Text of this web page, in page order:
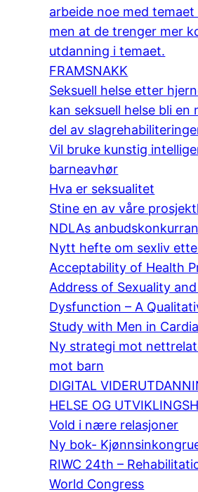
arbeide noe med temaet
men at de trenger mer
utdanning i temaet.
FRAMSNAKK
Seksuell helse etter
kan seksuell helse bli en
del av
Vil bruke kunstig
barneavhør
Hva er seksualitet
Stine en av våre
NDLAs
Nytt hefte om sexliv
Acceptability of Health
Address of Sexuality
Dysfunction – A
Study with Men in
Ny strategi mot
mot barn
DIGITAL
HELSE OG
Vold i nære relasjoner
Ny bok-
RIWC 24th –
World Congress